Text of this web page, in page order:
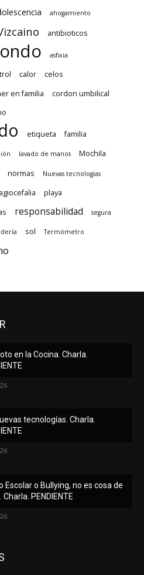
ahogamiento
antibioticos
asfixia
calor celos
en familia
cordon umbilical
etiqueta familia
lavado de manos Mochila
normas Nuevas tecnologias
playa
responsabilidad segura
sol Termómetro
en la Cocina. Charla.
tecnologías. Charla.
Escolar o Bullying, no es cosa de
Charla. PENDIENTE